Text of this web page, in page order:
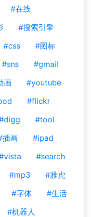
#在线
#搜索引擎
#css
#图标
#sns
#gmail
画
#youtube
#flickr
#tool
插画
#ipad
#search
#mp3
#雅虎
#字体
#生活
#机器人